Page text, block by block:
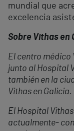
mundial que
excelencia
Sobre Vithas en
El centro médico
junto al Hospital
también en la
Vithas en Galicia.
El Hospital
actualmente-